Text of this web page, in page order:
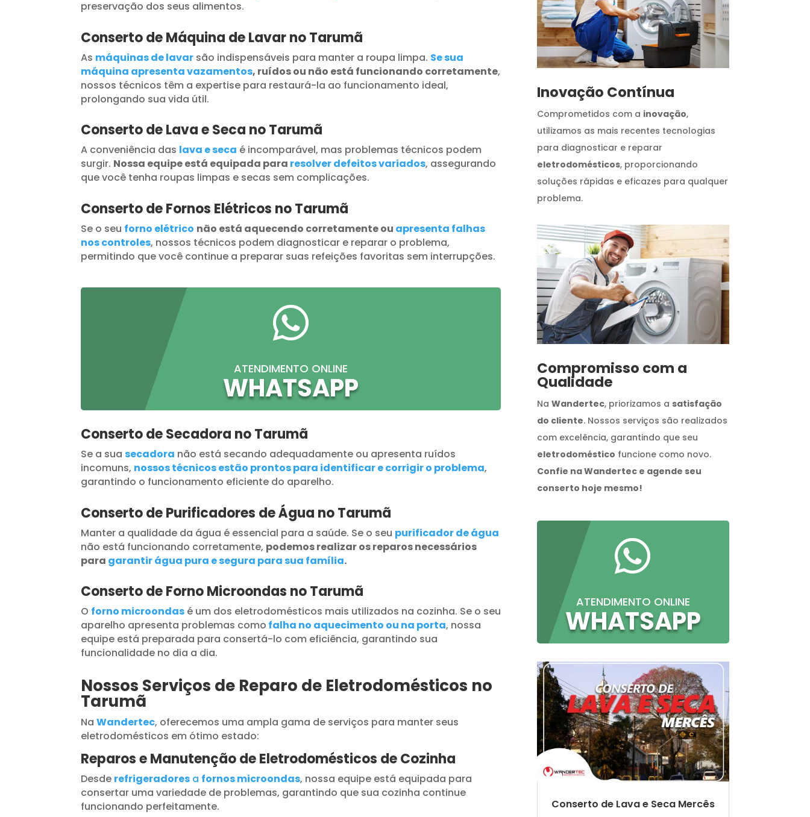
preservação dos seus alimentos.
Conserto de Máquina de Lavar no Tarumã
As máquinas de lavar são indispensáveis para manter a roupa limpa. Se sua
máquina apresenta vazamentos, ruídos ou não está funcionando corretamente,
nossos técnicos têm a expertise para restaurá-la ao funcionamento ideal,
prolongando sua vida útil.
Conserto de Lava e Seca no Tarumã
A conveniência das lava e seca é incomparável, mas problemas técnicos podem
surgir. Nossa equipe está equipada para resolver defeitos variados, assegurando
que você tenha roupas limpas e secas sem complicações.
Conserto de Fornos Elétricos no Tarumã
Se o seu forno elétrico não está aquecendo corretamente ou apresenta falhas
nos controles, nossos técnicos podem diagnosticar e reparar o problema,
permitindo que você continue a preparar suas refeições favoritas sem interrupções.

ATENDIMENTO ONLINE
WHATSAPP
Conserto de Secadora no Tarumã
Se a suasecadora não está secando adequadamente ou apresenta ruídos
incomuns, nossos técnicos estão prontos para identificar e corrigir o problema,
garantindo o funcionamento eficiente do aparelho.
Conserto de Purificadores de Água no Tarumã
Manter a qualidade da água é essencial para a saúde. Se o seu purificador de água
não está funcionando corretamente, podemos realizar os reparos necessários
para garantir água pura e segura para sua família.
Conserto de Forno Microondas no Tarumã
O forno microondas é um dos eletrodomésticos mais utilizados na cozinha. Se o seu
aparelho apresenta problemas como falha no aquecimento ou na porta, nossa
equipe está preparada para consertá-lo com eficiência, garantindo sua
funcionalidade no dia a dia.
Nossos Serviços de Reparo de Eletrodomésticos no
Tarumã
NaWandertec, oferecemos uma ampla gama de serviços para manter seus
eletrodomésticos em ótimo estado:
Reparos e Manutenção de Eletrodomésticos de Cozinha
Desde refrigeradores a fornos microondas, nossa equipe está equipada para
consertar uma variedade de problemas, garantindo que sua cozinha continue
funcionando perfeitamente.
Inovação Contínua
Comprometidos com a inovação,
utilizamos as mais recentes tecnologias
para diagnosticar e reparar
eletrodomésticos, proporcionando
soluções rápidas e eficazes para qualquer
problema.
Compromisso com a
Qualidade
Na Wandertec, priorizamos a satisfação
do cliente. Nossos serviços são realizados
com excelência, garantindo que seu
eletrodoméstico funcione como novo.
Confie na Wandertec e agende seu
conserto hoje mesmo!

ATENDIMENTO ONLINE
WHATSAPP
Conserto de Lava e Seca Mercês